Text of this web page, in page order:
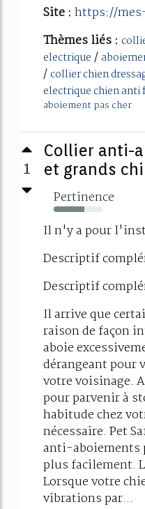
Site : https://
Thèmes liés :
electrique /
/ collier chien
electrique chien anti
aboiement pas cher
1
Collier anti-
et grands
Pertinence
63%
Il n'y a pour
Descriptif
Descriptif
Il arrive que
raison de façon
aboie
dérangeant pour
votre voisinage.
pour parvenir à
habitude chez
nécessaire. Pet
anti-aboiements
plus facilement.
Lorsque votre
vibrations par...